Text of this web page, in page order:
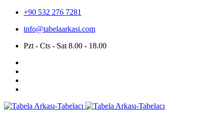
+90 532 276 7281
info@tabelaarkasi.com
Pzt - Cts - Sat 8.00 - 18.00